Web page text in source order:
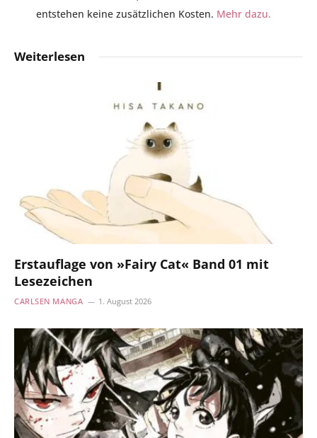
entstehen keine zusätzlichen Kosten. Mehr dazu.
Weiterlesen
Erstauflage von »Fairy Cat« Band 01 mit
Lesezeichen
CARLSEN MANGA 1. August 2026